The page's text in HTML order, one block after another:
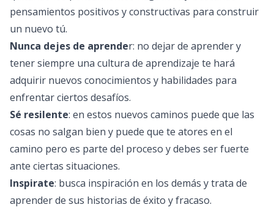
pensamientos positivos y constructivas para construir
un nuevo tú.
Nunca dejes de aprender: no dejar de aprender y
tener siempre una cultura de aprendizaje te hará
adquirir nuevos conocimientos y habilidades para
enfrentar ciertos desafíos.
Sé resilente: en estos nuevos caminos puede que las
cosas no salgan bien y puede que te atores en el
camino pero es parte del proceso y debes ser fuerte
ante ciertas situaciones.
Inspirate: busca inspiración en los demás y trata de
aprender de sus historias de éxito y fracaso.